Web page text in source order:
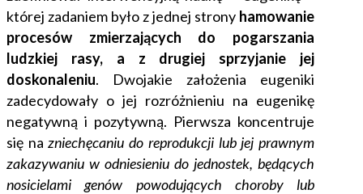
której zadaniem było z jednej strony hamowanie
procesów zmierzających do pogarszania
ludzkiej rasy, a z drugiej sprzyjanie jej
doskonaleniu. Dwojakie założenia eugeniki
zadecydowały o jej rozróżnieniu na eugenikę
negatywną i pozytywną. Pierwsza koncentruje
się nazniechęcaniu do reprodukcji lub jej prawnym
zakazywaniu w odniesieniu do jednostek, będących
nosicielami genów powodujących choroby lub